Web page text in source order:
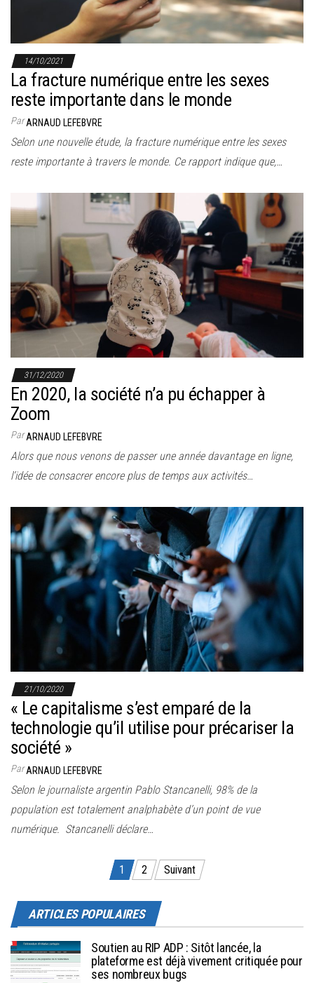
14/10/2021
La fracture numérique entre les sexes
reste importante dans le monde
ParARNAUD LEFEBVRE
Selon une nouvelle étude, la fracture numérique entre les sexes
reste importante à travers le monde. Ce rapport indique que,…
31/12/2020
En 2020, la société n’a pu échapper à
Zoom
ParARNAUD LEFEBVRE
Alors que nous venons de passer une année davantage en ligne,
l’idée de consacrer encore plus de temps aux activités…
21/10/2020
« Le capitalisme s’est emparé de la
technologie qu’il utilise pour précariser la
société »
ParARNAUD LEFEBVRE
Selon le journaliste argentin Pablo Stancanelli, 98% de la
population est totalement analphabète d’un point de vue
numérique. Stancanelli déclare…
Pagination des publications
1 2 Suivant
ARTICLES POPULAIRES
Soutien au RIP ADP : Sitôt lancée, la
plateforme est déjà vivement critiquée pour
ses nombreux bugs